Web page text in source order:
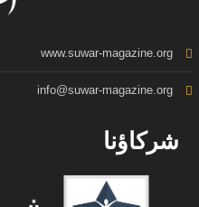
www.suwar-magazine.org
info@suwar-magazine.org
شركاؤنا